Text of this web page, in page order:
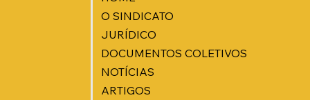
O SINDICATO
JURÍDICO
DOCUMENTOS COLETIVOS
NOTÍCIAS
ARTIGOS